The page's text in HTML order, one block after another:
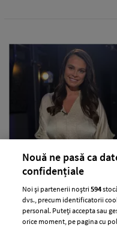
Situația neplăcută
Anca Serea în
trenul în Italia,
șocați, nu știm ce
Nouă ne pasă ca
confidențiale
Noi și partenerii noștri594
dvs., precum identificatorii
personal. Puteți accepta sau
orice moment, pe pagina cu